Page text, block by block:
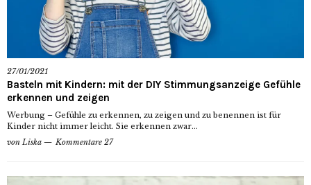
27/01/2021
Basteln mit Kindern: mit der DIY Stimmungsanzeige Gefühle
erkennen und zeigen
Werbung – Gefühle zu erkennen, zu zeigen und zu benennen ist für
Kinder nicht immer leicht. Sie erkennen zwar...
von Liska Kommentare 27